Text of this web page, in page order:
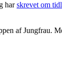
harskrevet om
af